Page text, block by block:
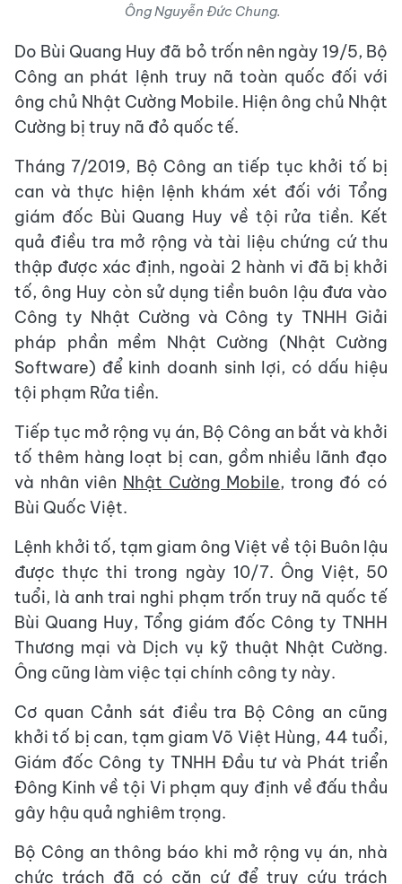
Ông Nguyễn Đức Chung.
Do Bùi Quang Huy đã bỏ trốn nên ngày 19/5, Bộ
Công an phát lệnh truy nã toàn quốc đối với
ông chủ Nhật Cường Mobile. Hiện ông chủ Nhật
Cường bị truy nã đỏ quốc tế.
Tháng 7/2019, Bộ Công an tiếp tục khởi tố bị
can và thực hiện lệnh khám xét đối với Tổng
giám đốc Bùi Quang Huy về tội rửa tiền. Kết
quả điều tra mở rộng và tài liệu chứng cứ thu
thập được xác định, ngoài 2 hành vi đã bị khởi
tố, ông Huy còn sử dụng tiền buôn lậu đưa vào
Công ty Nhật Cường và Công ty TNHH Giải
pháp phần mềm Nhật Cường (Nhật Cường
Software) để kinh doanh sinh lợi, có dấu hiệu
tội phạm Rửa tiền.
Tiếp tục mở rộng vụ án, Bộ Công an bắt và khởi
tố thêm hàng loạt bị can, gồm nhiều lãnh đạo
và nhân viên Nhật Cường Mobile, trong đó có
Bùi Quốc Việt.
Lệnh khởi tố, tạm giam ông Việt về tội Buôn lậu
được thực thi trong ngày 10/7. Ông Việt, 50
tuổi, là anh trai nghi phạm trốn truy nã quốc tế
Bùi Quang Huy, Tổng giám đốc Công ty TNHH
Thương mại và Dịch vụ kỹ thuật Nhật Cường.
Ông cũng làm việc tại chính công ty này.
Cơ quan Cảnh sát điều tra Bộ Công an cũng
khởi tố bị can, tạm giam Võ Việt Hùng, 44 tuổi,
Giám đốc Công ty TNHH Đầu tư và Phát triển
Đông Kinh về tội Vi phạm quy định về đấu thầu
gây hậu quả nghiêm trọng.
Bộ Công an thông báo khi mở rộng vụ án, nhà
chức trách đã có căn cứ để truy cứu trách